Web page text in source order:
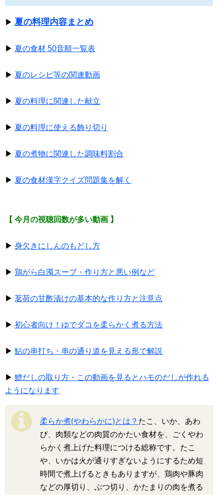
▶ 夏の料理内容まとめ
▶ 夏の食材 50音順一覧表
▶ 夏のレシピ等の関連動画
▶ 夏の料理に関連した献立
▶ 夏の料理に使える飾り切り
▶ 夏の煮物に関連した調味料割合
▶ 夏の食材漢字クイズ問題集を解く
【 今月の視聴回数が多い動画 】
▶ 身欠きにしんのもどし方
▶ 鶏がら白濁スープ・作り方と悪い例など
▶ 茗荷の甘酢漬けの基本的な作り方と注意点
▶ 初心者向け！ゆでダコを柔らかく煮る方法
▶ 鮎の串打ち・串の通り道を見える形で解説
▶ 鱧だしの取り方・この動画を見るとハモのだしが作れる
ようになります
柔らか煮(やわらかに)とは？ たこ、いか、あわ
び、肉類などの肉質のかたい食材を、ごくやわ
らかく煮上げた料理につける総称です。たこ
や、いかは火が通りすぎないようにするため短
時間で煮上げるときもありますが、鶏肉や豚肉
などの厚切り、ぶつ切り、かたまりの肉を煮る